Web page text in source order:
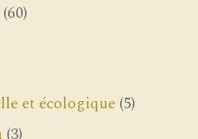
(60)
et écologique (5)
(3)